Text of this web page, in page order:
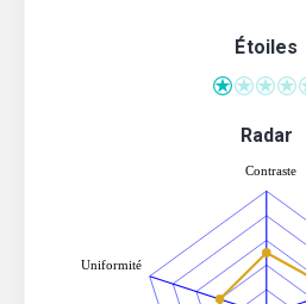
Étoiles
Radar